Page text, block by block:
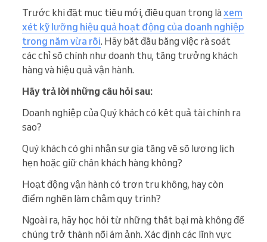
Trước khi đặt mục tiêu mới, điều quan trọng là xem
xét kỹ lưỡng hiệu quả hoạt động của doanh nghiệp
trong năm vừa rồi. Hãy bắt đầu bằng việc rà soát
các chỉ số chính như doanh thu, tăng trưởng khách
hàng và hiệu quả vận hành.
Hãy trả lời những câu hỏi sau:
Doanh nghiệp của Quý khách có kết quả tài chính ra
sao?
Quý khách có ghi nhận sự gia tăng về số lượng lịch
hẹn hoặc giữ chân khách hàng không?
Hoạt động vận hành có trơn tru không, hay còn
điểm nghẽn làm chậm quy trình?
Ngoài ra, hãy học hỏi từ những thất bại mà không để
chúng trở thành nỗi ám ảnh. Xác định các lĩnh vực